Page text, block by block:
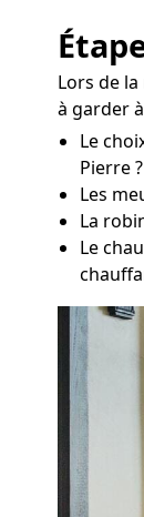
Lors de
à garder
Le
Pierre ?
Les
La
Le